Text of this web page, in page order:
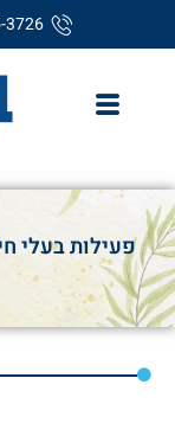
3726
פעילות בעלי